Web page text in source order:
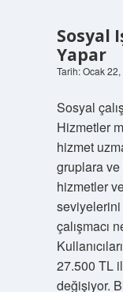
Sosyal
Yapar
Tarih: Ocak
Sosyal
Hizmetler
hizmet
gruplara
hizmetler
seviyelerini
çalışmacı
27.500 TL
değişiyor.